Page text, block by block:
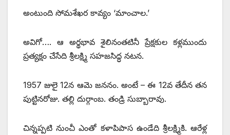
అంటుంది సోమశేఖర కావ్యం ‘మాంచాల.’
అవిగో…. ఆ అర్థభావ శైలినంతటినీ ప్రేక్షకుల కళ్లముందు
ప్రత్యక్షం చేసేది శ్రీలక్ష్మి సహజసిద్ధ నటన.
1957 జులై 12న ఆమె జననం. అంటే – ఈ 12వ తేదీన తన
పుట్టినరోజు. తల్లి దుర్గాంబ. తండ్రి సుబ్బారావు.
చిన్నప్పటి నుంచీ ఎంతో కళాపిపాస ఉండేది శ్రీలక్ష్మికి. ఆరేళ్ల